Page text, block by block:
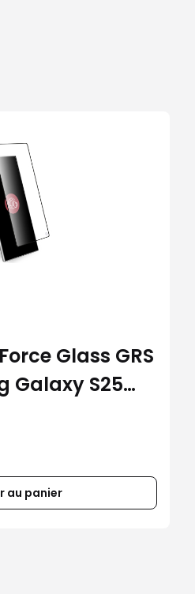
Glass GRS
Galaxy S25
au panier